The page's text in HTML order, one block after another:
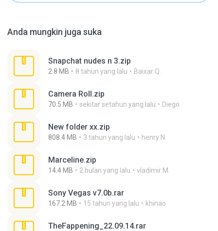
Anda mungkin juga suka
Snapchat nudes n 3.zip
2.8 MB 8 tahun yang lalu Baixar Q.
Camera Roll.zip
70.5 MB sekitar setahun yang lalu Diego
New folder xx.zip
808.4 MB 3 tahun yang lalu henry N.
Marceline.zip
14.4 MB 2 bulan yang lalu vladimir M.
Sony Vegas v7.0b.rar
167.2 MB 15 tahun yang lalu khinao
TheFappening_22.09.14.rar